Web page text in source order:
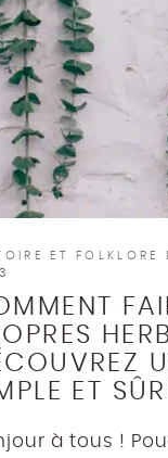
ET FOLKLORE
ET
à tous !